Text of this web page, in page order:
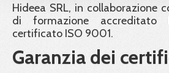
Hideea SRL, in collaborazione
di formazione accreditato
certificato ISO 9001.
Garanzia dei